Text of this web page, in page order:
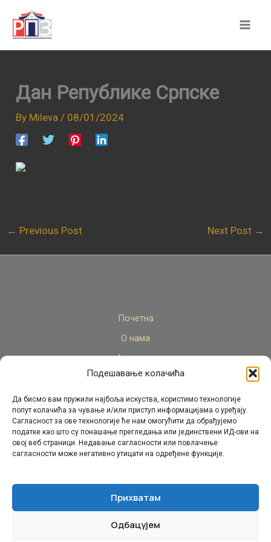
Подешавање колачића
Да бисмо вам пружили најбоља искуства, користимо технологије
попут колачића за чување и/или приступ информацијама о уређају.
Сагласност за ове технологије ће нам омогућити да обрађујемо
податке као што су понашање прегледања или јединствени ИД-ови на
овој веб страници. Недавање сагласности или повлачење
сагласности може негативно утицати на одређене функције.
Прихватам
Одбацујем
content
Дан Републике Српске
By Mileva / 08/01/2024
← Previous Post Next Post →
Почетна
О нама
Актуелно
Стручни кадар
Пројекти
Архива
Контакт
© Републички педагошки завод Републике Српске.